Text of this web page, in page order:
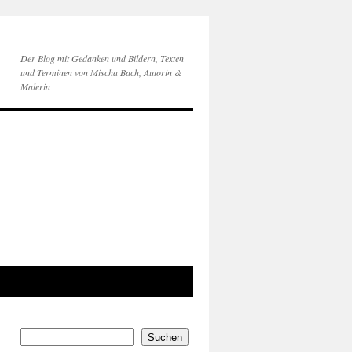
Der Blog mit Gedanken und Bildern, Texten
und Terminen von Mischa Bach, Autorin &
Malerin
Suchen